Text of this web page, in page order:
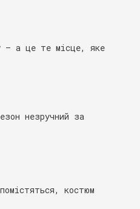
— а це те місце, яке
незручний за
костюм